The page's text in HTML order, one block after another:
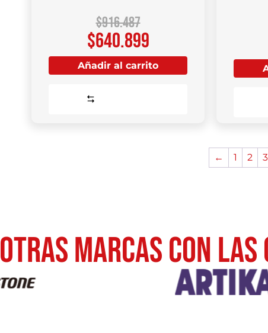
$916.487
$640.899
Añadir al carrito
← 1 2 3
otras MARCAS CON LAS